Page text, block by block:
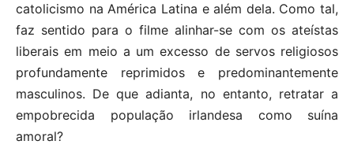
catolicismo na América Latina e além dela. Como tal,
faz sentido para o filme alinhar-se com os ateístas
liberais em meio a um excesso de servos religiosos
profundamente reprimidos e predominantemente
masculinos. De que adianta, no entanto, retratar a
empobrecida população irlandesa como suína
amoral?